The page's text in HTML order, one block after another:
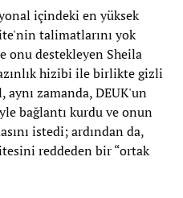
içindeki en yüksek
talimatlarını yok
onu destekleyen Sheila
hizibi ile birlikte gizli
aynı zamanda, DEUK'un
bağlantı kurdu ve onun
istedi; ardından da,
reddeden bir “ortak